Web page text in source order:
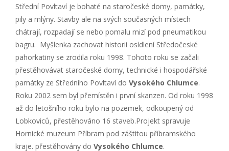
Střední Povltaví je bohaté na staročeské domy, památky,
pily a mlýny. Stavby ale na svých současných místech
chátrají, rozpadají se nebo pomalu mizí pod pneumatikou
bagru. Myšlenka zachovat historii osídlení Středočeské
pahorkatiny se zrodila roku 1998. Tohoto roku se začali
přestěhovávat staročeské domy, technické i hospodářské
památky ze Středního Povltaví do Vysokého Chlumce.
Roku 2002 sem byl přemístěn i první skanzen. Od roku 1998
až do letošního roku bylo na pozemek, odkoupený od
Lobkoviců, přestěhováno 16 staveb.Projekt spravuje
Hornické muzeum Příbram pod záštitou příbramského
kraje. přestěhovány do Vysokého Chlumce.